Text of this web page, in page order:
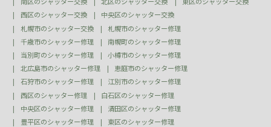
西区のシャッター交換
中央区のシャッター交換
札幌市のシャッター交換
札幌市のシャッター修理
千歳市のシャッター修理
南幌町のシャッター修理
当別町のシャッター修理
小樽市のシャッター修理
北広島市のシャッター修理
恵庭市のシャッター修理
石狩市のシャッター修理
江別市のシャッター修理
西区のシャッター修理
白石区のシャッター修理
中央区のシャッター修理
清田区のシャッター修理
豊平区のシャッター修理
東区のシャッター修理